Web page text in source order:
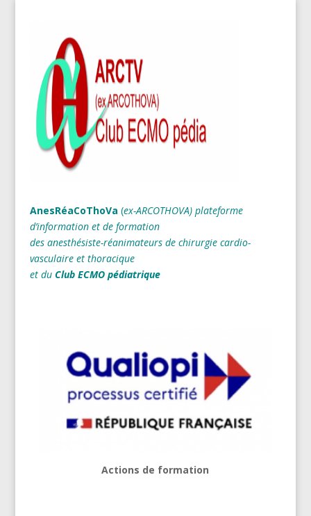
AnesRéaCoThoVa (ex-ARCOTHOVA) plateforme
d’information et de formation
des anesthésiste-réanimateurs de chirurgie cardio-
vasculaire et thoracique
et du Club ECMO pédiatrique
Actions de formation